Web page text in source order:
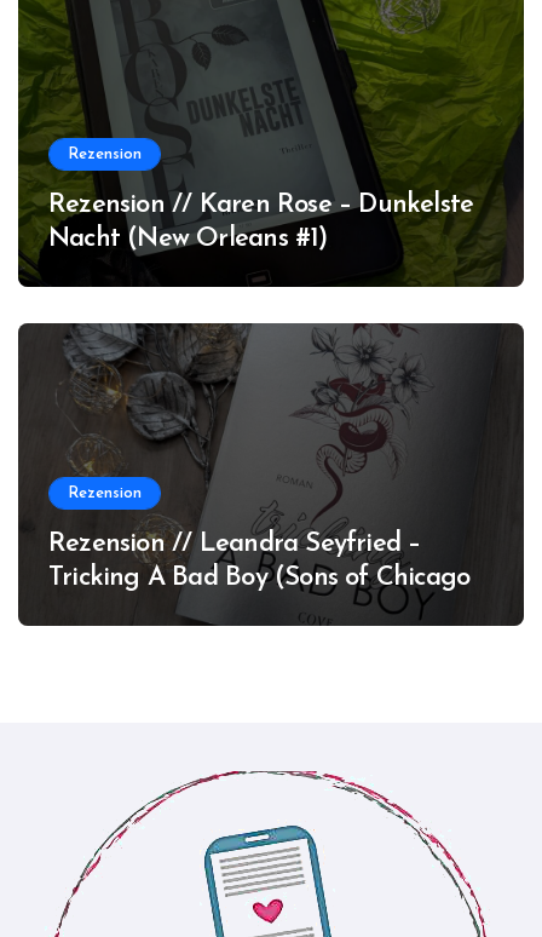
Rezension
Rezension // Karen Rose – Dunkelste
Nacht (New Orleans #1)
Rezension
Rezension // Leandra Seyfried –
Tricking A Bad Boy (Sons of Chicago